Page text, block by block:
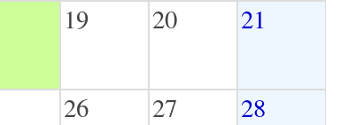
19 20 21
26 27 28